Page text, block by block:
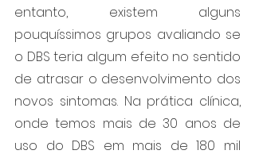
entanto, existem alguns
pouquíssimos grupos avaliando se
o DBS teria algum efeito no sentido
de atrasar o desenvolvimento dos
novos sintomas. Na prática clínica,
onde temos mais de 30 anos de
uso do DBS em mais de 180 mil